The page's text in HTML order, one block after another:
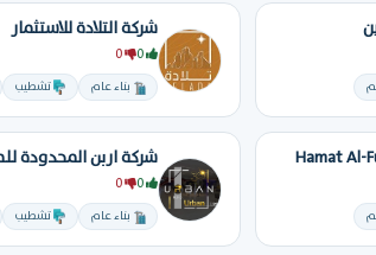
شركة التلادة للاستثمار
0
0
بناء عام تشطيب
Hamat Al- شركة اربن المحدودة
0
0
بناء عام تشطيب